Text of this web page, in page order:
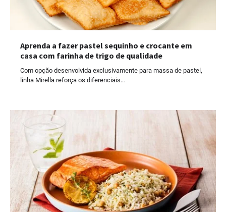
Aprenda a fazer pastel sequinho e crocante em
casa com farinha de trigo de qualidade
Com opção desenvolvida exclusivamente para massa de pastel,
linha Mirella reforça os diferenciais…